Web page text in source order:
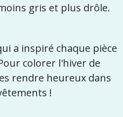
gris et plus drôle.
a inspiré chaque pièce
colorer l'hiver de
rendre heureux dans
!